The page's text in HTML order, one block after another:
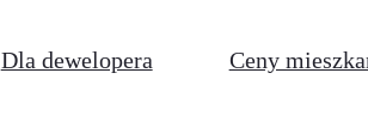
Dla dewelopera Ceny